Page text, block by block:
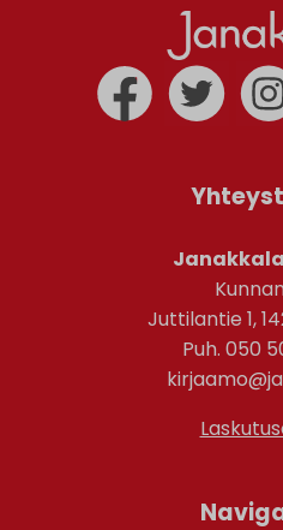
Juttilantie 1,
Puh. 050